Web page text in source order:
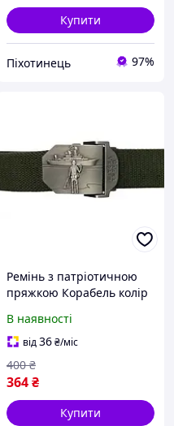
Купити
Піхотинець 97%
Ремінь з патріотичною
пряжкою Корабель колір
В наявності
від36₴/міс
364₴
400 ₴
Купити